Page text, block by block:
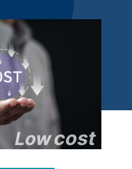
Lowcost